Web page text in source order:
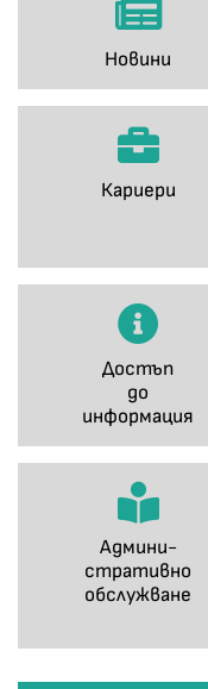
Новини
Кариери
Достъп
до
информация
Админи-
стративно
обслужване